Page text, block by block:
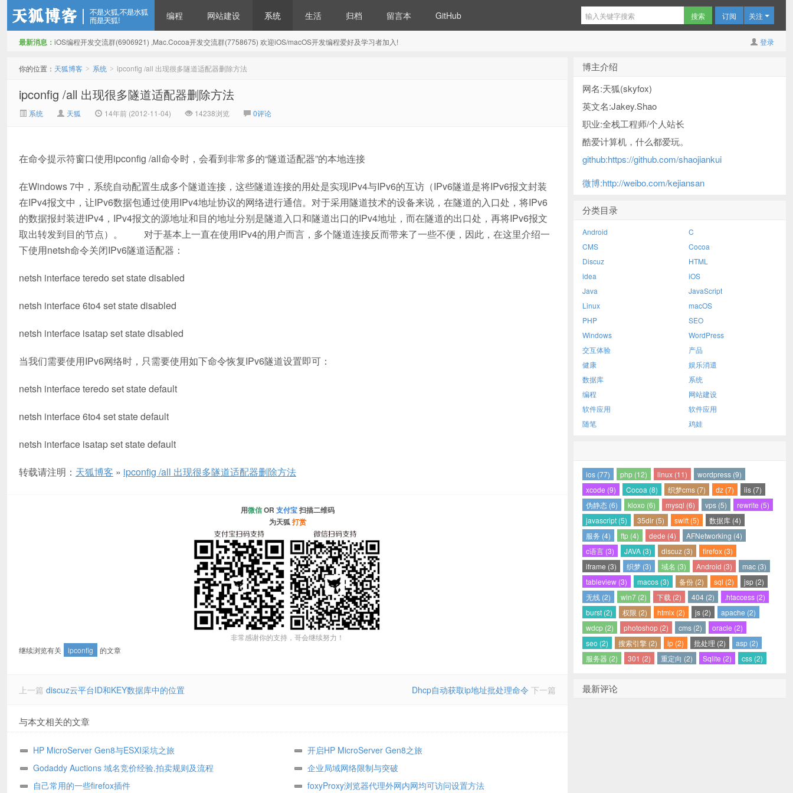
编程 网站建设 系统 生活 归档 留言本 GitHub 订阅 关注
登录
最新消息： iOS编程开发交流群(6906921) ,Mac.Cocoa开发交流群(7758675) 欢迎iOS/macOS开发编程爱好及学习者加入!
你的位置： 天狐博客 > 系统 > ipconfig /all 出现很多隧道适配器删除方法
ipconfig /all 出现很多隧道适配器删除方法
系统 天狐 14年前 (2012-11-04) 14238浏览 0评论
在命令提示符窗口使用ipconfig /all命令时，会看到非常多的“隧道适配器”的本地连接
在Windows 7中，系统自动配置生成多个隧道连接，这些隧道连接的用处是实现IPv4与IPv6的互访（IPv6隧道是将IPv6报文封装
在IPv4报文中，让IPv6数据包通过使用IPv4地址协议的网络进行通信。对于采用隧道技术的设备来说，在隧道的入口处，将IPv6
的数据报封装进IPv4，IPv4报文的源地址和目的地址分别是隧道入口和隧道出口的IPv4地址，而在隧道的出口处，再将IPv6报文
取出转发到目的节点）。 对于基本上一直在使用IPv4的用户而言，多个隧道连接反而带来了一些不便，因此，在这里介绍一
下使用netsh命令关闭IPv6隧道适配器：
netsh interface teredo set state disabled
netsh interface 6to4 set state disabled
netsh interface isatap set state disabled
当我们需要使用IPv6网络时，只需要使用如下命令恢复IPv6隧道设置即可：
netsh interface teredo set state default
netsh interface 6to4 set state default
netsh interface isatap set state default
转载请注明： 天狐博客 » ipconfig /all 出现很多隧道适配器删除方法
用微信OR 支付宝扫描二维码
为天狐打赏
非常感谢你的支持，哥会继续努力！
继续浏览有关
ipconfig 的文章
上一篇 discuz云平台ID和KEY数据库中的位置 Dhcp自动获取ip地址批处理命令 下一篇
与本文相关的文章
HP MicroServer Gen8与ESXI采坑之旅
开启HP MicroServer Gen8之旅
Godaddy Auctions 域名竞价经验,拍卖规则及流程
企业局域网络限制与突破
自己常用的一些firefox插件
foxyProxy浏览器代理外网内网均可访问设置方法
博主介绍
网名:天狐(skyfox)
英文名:Jakey.Shao
职业:全栈工程师/个人站长
酷爱计算机，什么都爱玩。
github:https://github.com/shaojiankui
微博:http://weibo.com/kejiansan
分类目录
Android
C
CMS
Cocoa
Discuz
HTML
idea
iOS
Java
JavaScript
Linux
macOS
PHP
SEO
Windows
WordPress
交互体验
产品
健康
娱乐消遣
数据库
系统
编程
网站建设
软件应用
软件应用
随笔
鸡娃
ios (77) php (12) linux (11)
wordpress (9)
xcode (9)
Cocoa (8) 织梦cms (7) dz (7)
iis (7)
伪静态 (6)
kloxo (6) mysql (6) vps (5)
rewrite (5)
javascript (5)
35dir (5) swift (5)
数据库 (4)
服务 (4)
ftp (4) dede (4)
AFNetworking (4)
c语言 (3)
JAVA (3) discuz (3)
firefox (3)
iframe (3)
织梦 (3) 域名 (3) Android (3)
mac (3)
tableview (3)
macos (3) 备份 (2) sql (2)
jsp (2)
无线 (2)
win7 (2) 下载 (2) 404 (2)
.htaccess (2)
burst (2)
权限 (2) htmlx (2) js (2)
apache (2)
wdcp (2)
photoshop (2) cms (2)
oracle (2)
seo (2)
搜索引擎 (2) ip (2) 批处理 (2)
asp (2)
服务器 (2)
301 (2) 重定向 (2) Sqlite (2) css (2)
最新评论